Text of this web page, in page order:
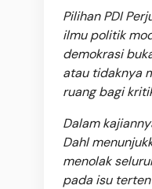
Pilihan PDI
ilmu politik
demokrasi
atau tidaknya
ruang bagi
Dalam
Dahl
menolak
pada isu